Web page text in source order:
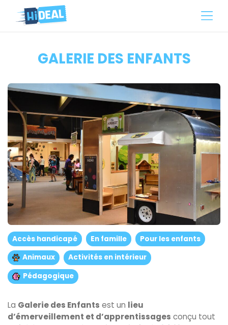
GALERIE DES ENFANTS
Accès handicapé En famille
Pour les enfants
Animaux
Activités en intérieur
Pédagogique
La Galerie des Enfants est un lieu
d’émerveillement et d’apprentissages conçu tout